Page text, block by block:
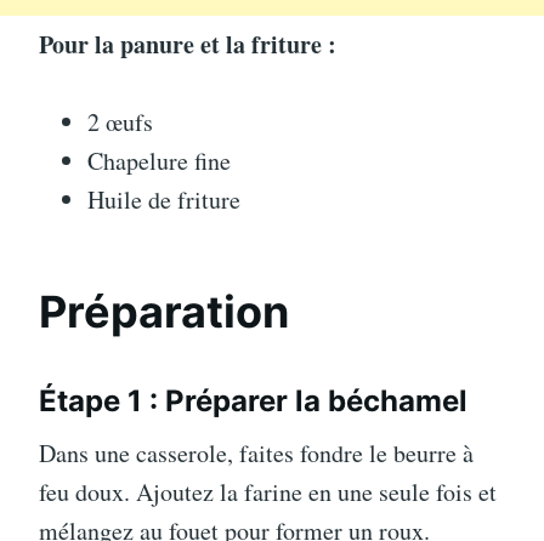
Pour la panure et la friture :
2 œufs
Chapelure fine
Huile de friture
Préparation
Étape 1 : Préparer la béchamel
Dans une casserole, faites fondre le beurre à
feu doux. Ajoutez la farine en une seule fois et
mélangez au fouet pour former un roux.